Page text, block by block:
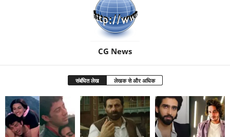
CG News
संबंधित लेख लेखक से और अधिक